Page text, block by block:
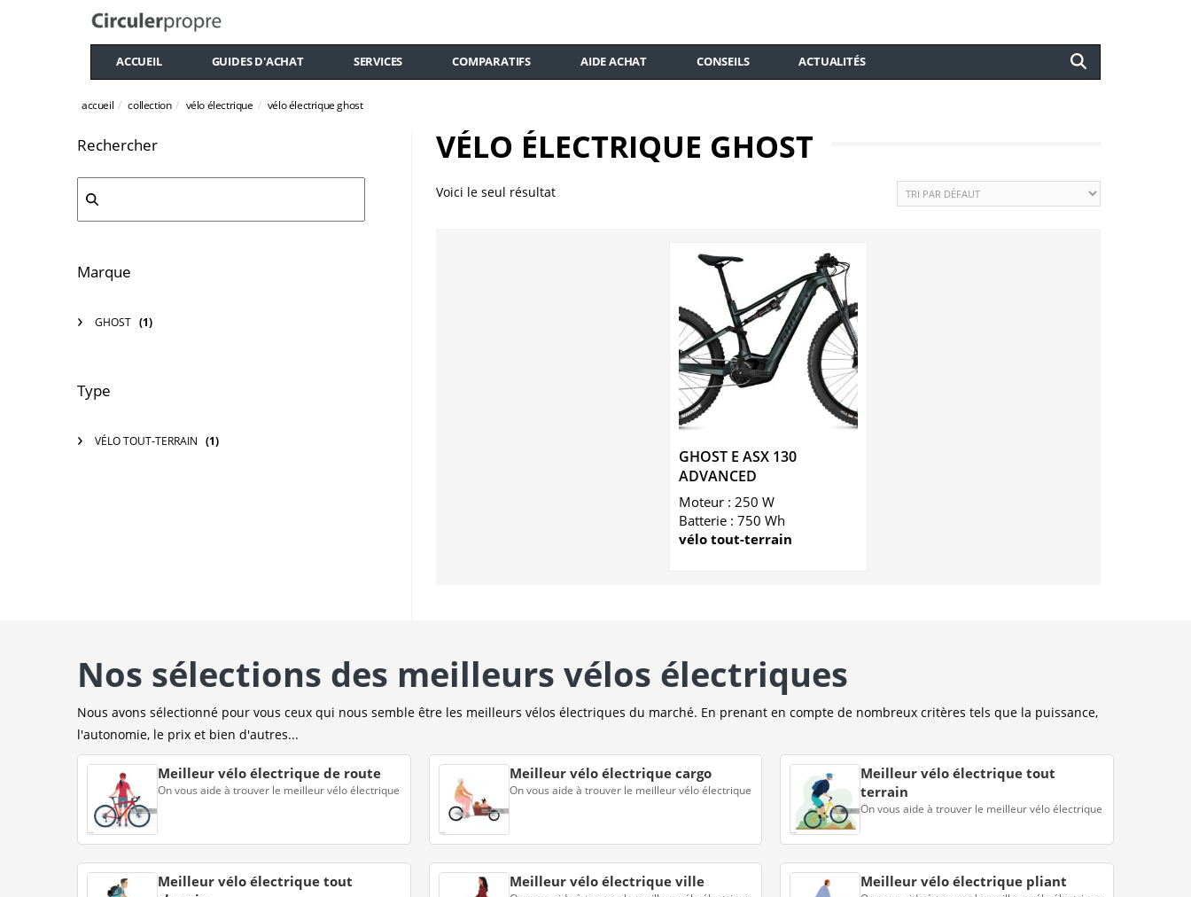
ACCUEIL GUIDES D'ACHAT SERVICES COMPARATIFS AIDE ACHAT CONSEILS ACTUALITÉS
accueil collection vélo électrique vélo électrique ghost
VÉLO ÉLECTRIQUE GHOST
Voici le seul résultat
GHOST E ASX 130
ADVANCED
Moteur : 250 W
Batterie : 750 Wh
vélo tout-terrain
Rechercher
Marque
GHOST (1)
Type
VÉLO TOUT-TERRAIN (1)
Nos sélections des meilleurs vélos électriques
Nous avons sélectionné pour vous ceux qui nous semble être les meilleurs vélos électriques du marché. En prenant en compte de nombreux critères tels que la puissance,
l'autonomie, le prix et bien d'autres...
Meilleur vélo électrique de route
On vous aide à trouver le meilleur vélo électrique
Meilleur vélo électrique cargo
On vous aide à trouver le meilleur vélo électrique
Meilleur vélo électrique tout
terrain
On vous aide à trouver le meilleur vélo électrique
Meilleur vélo électrique tout
Meilleur vélo électrique ville Meilleur vélo électrique pliant